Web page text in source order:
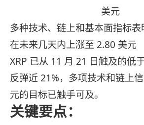
多种技术、链上和基本面指标表
在未来几天内上涨至 2.80 美元
XRP 已从 11 月 21 日触及的低
反弹近 21%，多项技术和链上
元的目标已触手可及。
关键要点：